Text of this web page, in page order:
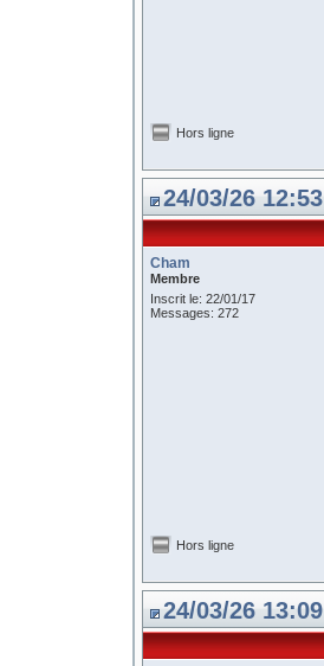
Hors ligne
24/03/26 12:53
Cham
Membre
Inscrit le: 22/01/17
Messages: 272
Hors ligne
24/03/26 13:09